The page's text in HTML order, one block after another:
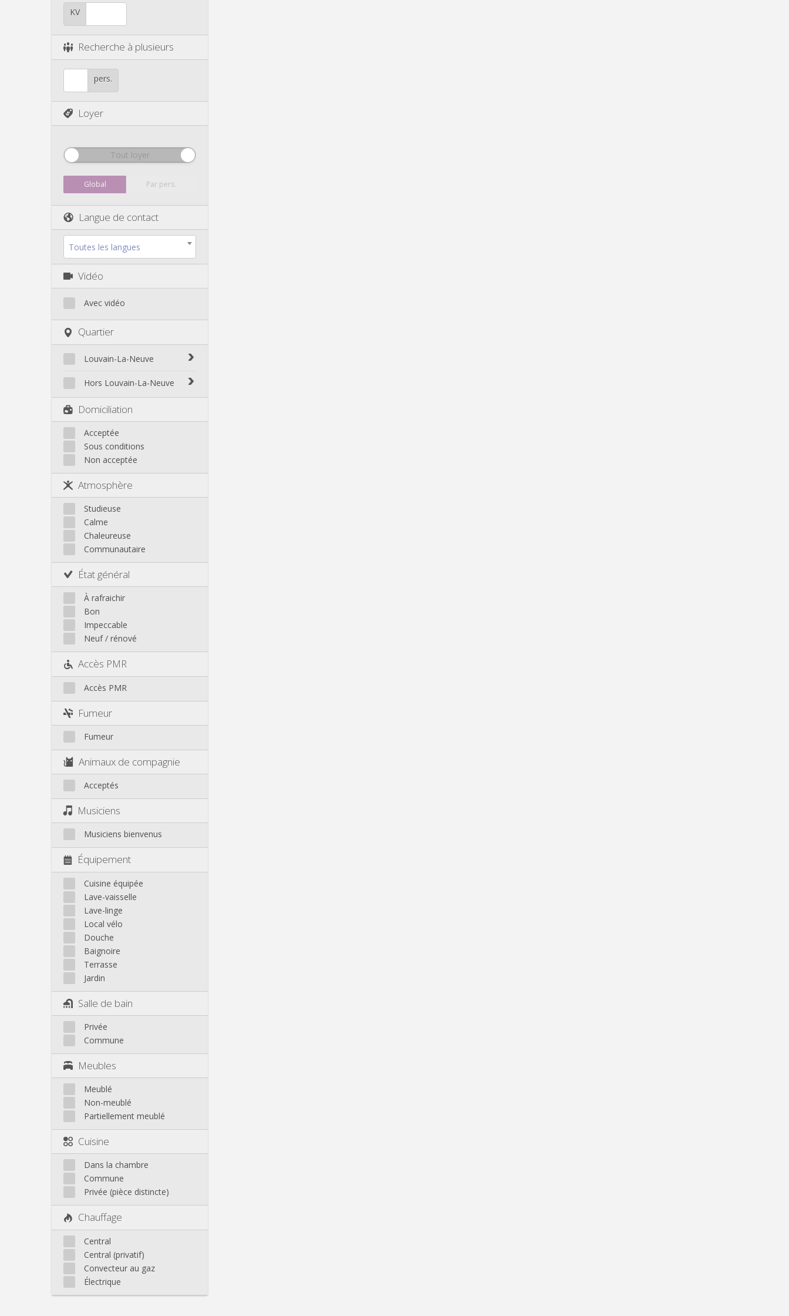
KV
Recherche à plusieurs
pers.
Loyer
Tout loyer
Global Par pers.
Langue de contact
Toutes les langues
Vidéo
Avec vidéo
Quartier
Louvain-La-Neuve
Biéreau
Centre
L'Hocaille
La Baraque
Lauzelle
Les Bruyères
Hors Louvain-La-Neuve
Genappe
Mont-Saint-Guibert
Nivelles
Ottignies
Rixensart
Walhain
Wavre
Autre
Domiciliation
Acceptée
Sous conditions
Non acceptée
Atmosphère
Studieuse
Calme
Chaleureuse
Communautaire
État général
À rafraichir
Bon
Impeccable
Neuf / rénové
Accès PMR
Accès PMR
Fumeur
Fumeur
Animaux de compagnie
Acceptés
Musiciens
Musiciens bienvenus
Équipement
Cuisine équipée
Lave-vaisselle
Lave-linge
Local vélo
Douche
Baignoire
Terrasse
Jardin
Salle de bain
Privée
Commune
Meubles
Meublé
Non-meublé
Partiellement meublé
Cuisine
Dans la chambre
Commune
Privée (pièce distincte)
Chauffage
Central
Central (privatif)
Convecteur au gaz
Électrique